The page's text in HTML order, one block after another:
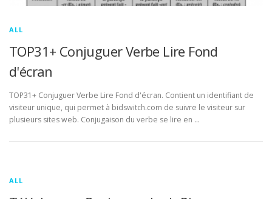
ALL
TOP31+ Conjuguer Verbe Lire Fond
d'écran
TOP31+ Conjuguer Verbe Lire Fond d'écran. Contient un identifiant de
visiteur unique, qui permet à bidswitch.com de suivre le visiteur sur
plusieurs sites web. Conjugaison du verbe se lire en …
ALL